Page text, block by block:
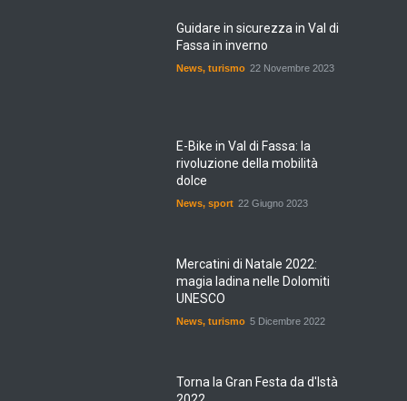
Guidare in sicurezza in Val di
Fassa in inverno
News, turismo 22 Novembre 2023
E-Bike in Val di Fassa: la
rivoluzione della mobilità
dolce
News, sport 22 Giugno 2023
Mercatini di Natale 2022:
magia ladina nelle Dolomiti
UNESCO
News, turismo 5 Dicembre 2022
Torna la Gran Festa da d'Istà